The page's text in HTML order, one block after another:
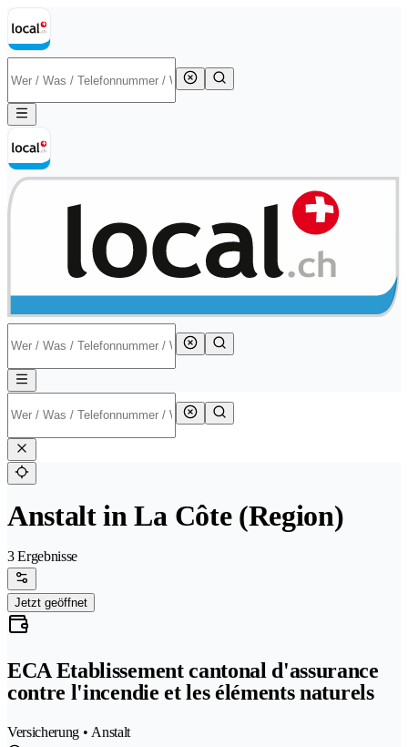
Anstalt in La Côte (Region)
3 Ergebnisse
Jetzt geöffnet
ECA Etablissement cantonal d'assurance
contre l'incendie et les éléments naturels
Versicherung • Anstalt